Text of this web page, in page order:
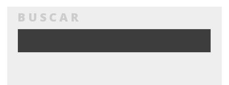
BUSCAR